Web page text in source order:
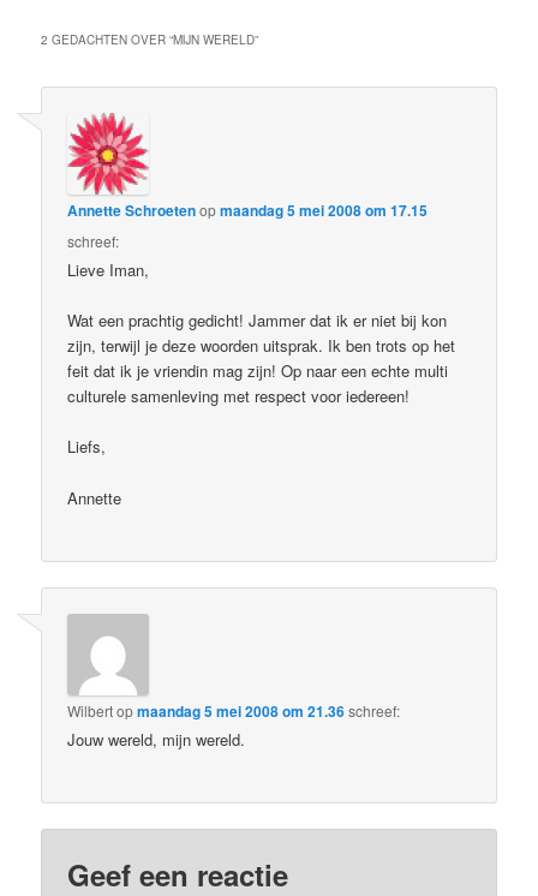
2 GEDACHTEN OVER “MIJN WERELD”
Annette Schroetenopmaandag 5 mei 2008 om 17.15
schreef:
Lieve Iman,
Wat een prachtig gedicht! Jammer dat ik er niet bij kon
zijn, terwijl je deze woorden uitsprak. Ik ben trots op het
feit dat ik je vriendin mag zijn! Op naar een echte multi
culturele samenleving met respect voor iedereen!
Liefs,
Annette
Wilbertopmaandag 5 mei 2008 om 21.36schreef:
Jouw wereld, mijn wereld.
Geef een reactie